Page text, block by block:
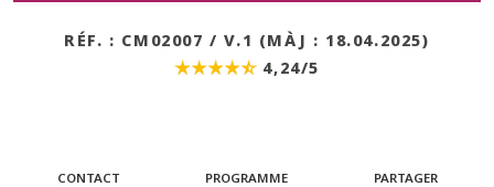
RÉF. : CM02007 / V.1 (MÀJ : 18.04.2025)
4,24/5
CONTACT PROGRAMME PARTAGER